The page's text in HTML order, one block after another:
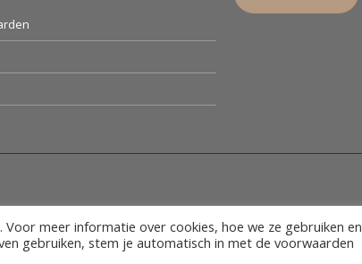
meer informatie over cookies, hoe we ze gebruiken en
gebruiken, stem je automatisch in met de voorwaarden